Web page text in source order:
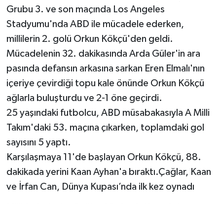
Grubu 3. ve son maçında Los Angeles
Stadyumu'nda ABD ile mücadele ederken,
millilerin 2. golü Orkun Kökçü'den geldi.
Mücadelenin 32. dakikasında Arda Güler'in ara
pasında defansın arkasına sarkan Eren Elmalı'nın
içeriye çevirdiği topu kale önünde Orkun Kökçü
ağlarla buluşturdu ve 2-1 öne geçirdi.
25 yaşındaki futbolcu, ABD müsabakasıyla A Milli
Takım'daki 53. maçına çıkarken, toplamdaki gol
sayısını 5 yaptı.
Karşılaşmaya 11'de başlayan Orkun Kökçü, 88.
dakikada yerini Kaan Ayhan'a bıraktı.Çağlar, Kaan
ve İrfan Can, Dünya Kupası’nda ilk kez oynadı